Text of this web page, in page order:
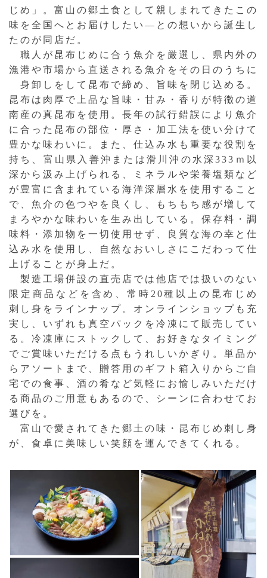
じめ」。富山の郷土食として親しまれてきたこの
味を全国へとお届けしたい—との想いから誕生し
たのが同店だ。
職人が昆布じめに合う魚介を厳選し、県内外の
漁港や市場から直送される魚介をその日のうちに
身卸しをして昆布で締め、旨味を閉じ込める。
昆布は肉厚で上品な旨味・甘み・香りが特徴の道
南産の真昆布を使用。長年の試行錯誤により魚介
に合った昆布の部位・厚さ・加工法を使い分けて
豊かな味わいに。また、仕込み水も重要な役割を
持ち、富山県入善沖または滑川沖の水深333ｍ以
深から汲み上げられる、ミネラルや栄養塩類など
が豊富に含まれている海洋深層水を使用すること
で、魚介の色つやを良くし、もちもち感が増して
まろやかな味わいを生み出している。保存料・調
味料・添加物を一切使用せず、良質な海の幸と仕
込み水を使用し、自然なおいしさにこだわって仕
上げることが身上だ。
製造工場併設の直売店では他店では扱いのない
限定商品などを含め、常時20種以上の昆布じめ
刺し身をラインナップ。オンラインショップも充
実し、いずれも真空パックを冷凍にて販売してい
る。冷凍庫にストックして、お好きなタイミング
でご賞味いただける点もうれしいかぎり。単品か
らアソートまで、贈答用のギフト箱入りからご自
宅での食事、酒の肴など気軽にお愉しみいただけ
る商品のご用意もあるので、シーンに合わせてお
選びを。
富山で愛されてきた郷土の味・昆布じめ刺し身
が、食卓に美味しい笑顔を運んできてくれる。